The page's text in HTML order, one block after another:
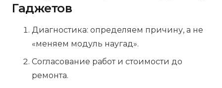
Гаджетов
Диагностика: определяем причину, а не
«меняем модуль наугад».
Согласование работ и стоимости до
ремонта.